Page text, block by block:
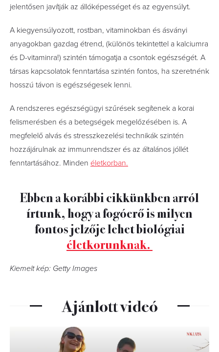
jelentősen javítják az állóképességet és az egyensúlyt.
A kiegyensúlyozott, rostban, vitaminokban és ásványi
anyagokban gazdag étrend, (különös tekintettel a kalciumra
és D-vitaminra!) szintén támogatja a csontok egészségét. A
társas kapcsolatok fenntartása szintén fontos, ha szeretnénk
hosszú távon is egészségesek lenni.
A rendszeres egészségügyi szűrések segítenek a korai
felismerésben és a betegségek megelőzésében is. A
megfelelő alvás és stresszkezelési technikák szintén
hozzájárulnak az immunrendszer és az általános jóllét
fenntartásához. Minden életkorban.
Ebben a korábbi cikkünkben arról
írtunk, hogy a fogóerő is milyen
fontos jelzője lehet biológiai
életkorunknak.
Kiemelt kép: Getty Images
Ajánlott videó